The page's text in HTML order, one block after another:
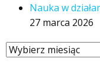
Nauka w
27 marca 2026